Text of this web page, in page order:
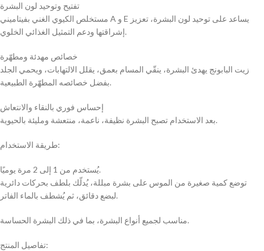
تفتيح وتوحيد لون البشرة
مستخلص الكيوي الغني بفيتاميني A و E يساعد على توحيد لون البشرة، تعزيز
إشراقتها ودعم التمثيل الغذائي الخلوي.
خصائص مهدئة ومطهّرة
زيت البابونج يهدئ البشرة، ينقّي المسام بعمق، يقلل الالتهابات، ويحمي الجلد
بفضل خصائصه المطهّرة الطبيعية.
إحساس فوري بالنقاء والانتعاش
بعد الاستخدام تصبح البشرة نظيفة، ناعمة، منتعشة ومليئة بالحيوية.
طريقة الاستخدام:
يُستخدم من 1 إلى 2 مرة يوميًا.
توضع كمية صغيرة من الموس على بشرة مبللة، يُدلّك بلطف بحركات دائرية
لبضع دقائق، ثم يُشطف بالماء الفاتر.
مناسب لجميع أنواع البشرة، بما في ذلك البشرة الحساسة.
تفاصيل المنتج: